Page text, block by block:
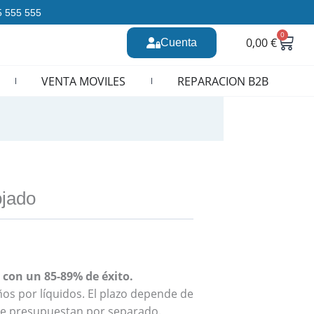
555 555
Cuenta 0,00€
0
CURSOS REPARACION MOVILES
VENTA MOVILES REPARACION B2B
un 85-89% de éxito.
por líquidos. El plazo depende de